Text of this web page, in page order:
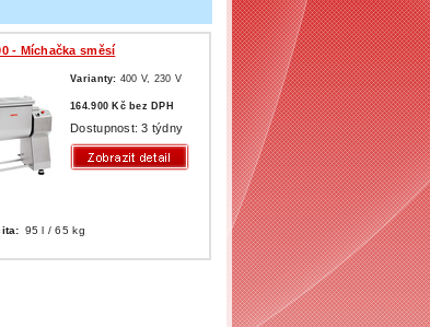
- Míchačka směsí
Varianty: 400 V, 230 V
164.900 Kč bez DPH
Dostupnost: 3 týdny
95 l / 65 kg